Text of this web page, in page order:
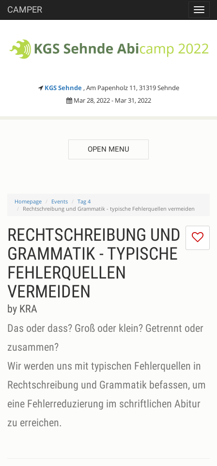
CAMPER
KGS Sehnde , Am Papenholz 11, 31319 Sehnde
Mar 28, 2022 - Mar 31, 2022
OPEN MENU
Homepage Events
Tag 4
Rechtschreibung und Grammatik - typische Fehlerquellen vermeiden
I
RECHTSCHREIBUNG UND
GRAMMATIK - TYPISCHE
FEHLERQUELLEN
VERMEIDEN
by KRA
Das oder dass? Groß oder klein? Getrennt oder
zusammen?
Wir werden uns mit typischen Fehlerquellen in
Rechtschreibung und Grammatik befassen, um
eine Fehlerreduzierung im schriftlichen Abitur
zu erreichen.